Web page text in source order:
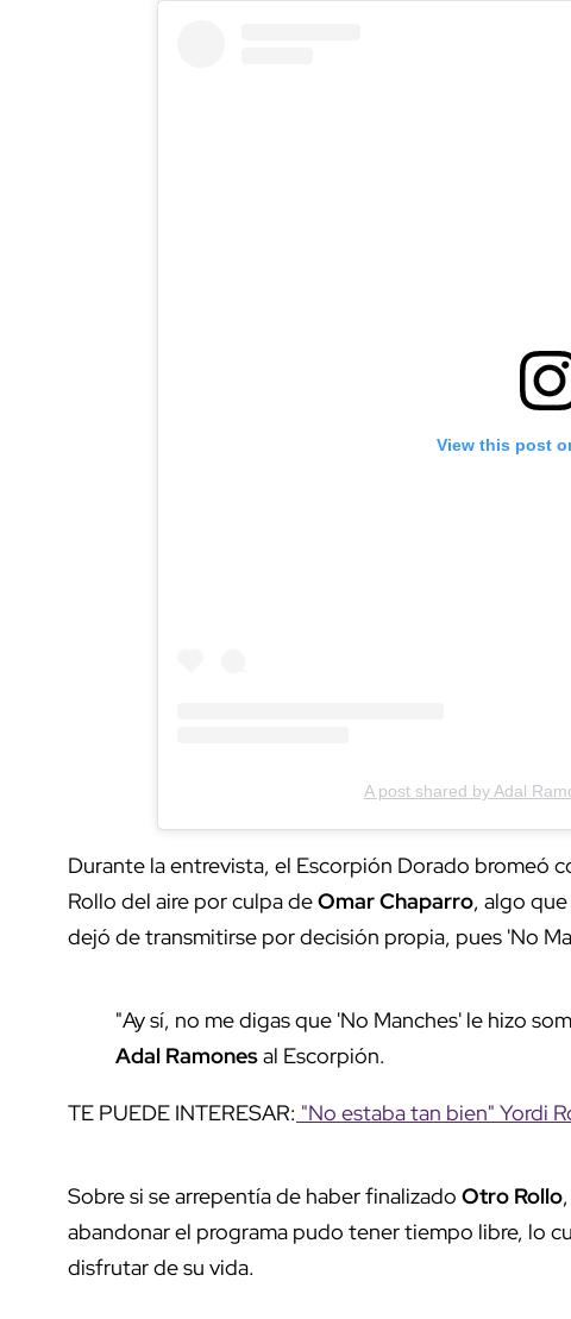
View this post
A post shared by Adal
Durante la entrevista, el Escorpión Dorado bromeó
Rollo del aire por culpa deOmar Chaparro, algo
dejó de transmitirse por decisión propia, pues 'No
"Ay sí, no me digas que 'No Manches' le hizo
Adal Ramonesal Escorpión.
TE PUEDE INTERESAR: "No estaba tan bien" Yordi
Sobre si se arrepentía de haber finalizado Otro Rollo,
abandonar el programa pudo tener tiempo libre, lo
disfrutar de su vida.